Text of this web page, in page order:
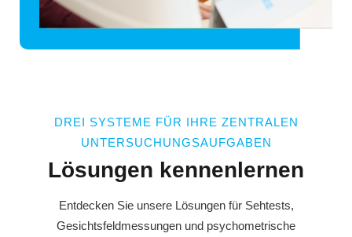
DREI SYSTEME FÜR IHRE ZENTRALEN
UNTERSUCHUNGSAUFGABEN
Lösungen kennenlernen
Entdecken Sie unsere Lösungen für Sehtests,
Gesichtsfeldmessungen und psychometrische